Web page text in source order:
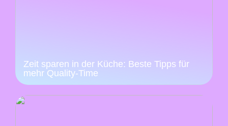
Zeit sparen in der Küche: Beste Tipps für
mehr Quality-Time